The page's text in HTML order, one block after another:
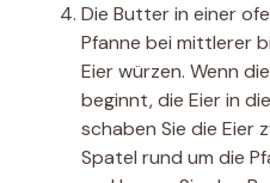
Die Butter in einer
Pfanne bei mittlerer
Eier würzen. Wenn
beginnt, die Eier in
schaben Sie die Eier
Spatel rund um die